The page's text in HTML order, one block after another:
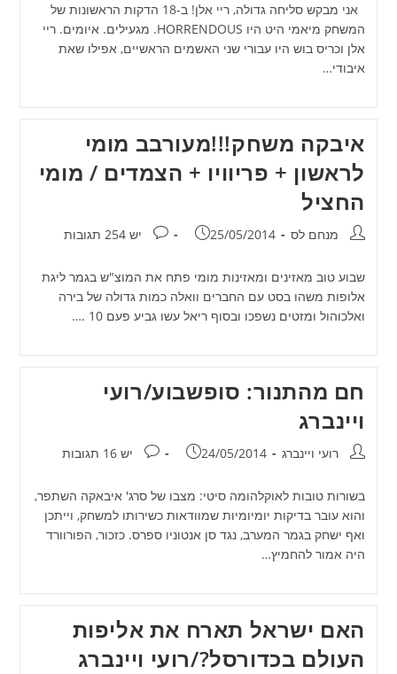
אני מבקש סליחה גדולה, ריי אלן! ב-18 הדקות הראשונות של
המשחק מיאמי היט היו HORRENDOUS. מגעילים. איומים. ריי
אלן וכריס בוש היו עבורי שני האשמים הראשיים, אפילו שאת
איבודי…
איבקה משחק!!!מעורבב מומי
לראשון + פריוויו + הצמדים / מומי
החציל
מחבר:מנחם לס פורסם:
25/05/2014 תגובות:
יש 254 תגובות
שבוע טוב מאזינים ומאזינות מומי פתח את המוצ"ש בגמר ליגת
אלופות משהו בסט עם החברים וואלה כמות גדולה של בירה
ואלכוהול ומזטים נשפכו ובסוף ריאל עשו גביע פעם 10 .…
חם מהתנור: סופשבוע/רועי
ויינברג
מחבר:רועי ויינברג פורסם:
24/05/2014 תגובות:
יש 16 תגובות
בשורות טובות לאוקלהומה סיטי: מצבו של סרג' איבאקה השתפר,
והוא עובר בדיקות יומיומיות שמוודאות כשירותו למשחק, וייתכן
ואף ישחק בגמר המערב, נגד סן אנטוניו ספרס. כזכור, הפורוורד
היה אמור להחמיץ…
האם ישראל תארח את אליפות
העולם בכדורסל?/רועי ויינברג